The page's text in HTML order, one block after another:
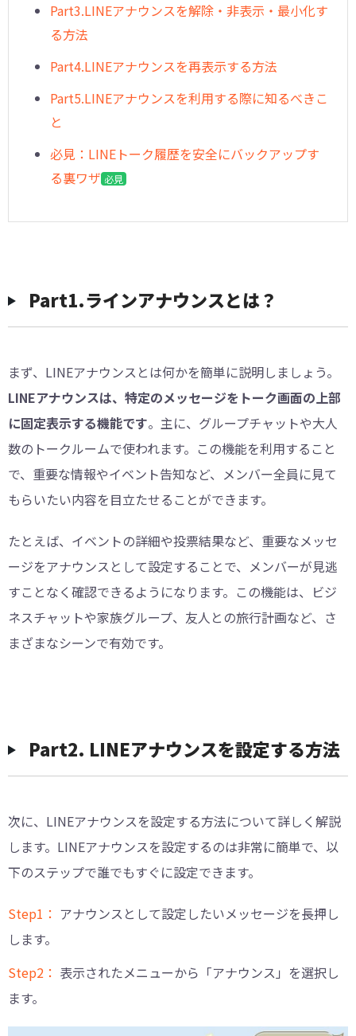
Part3.LINEアナウンスを解除・非表示・最小化す
る方法
Part4.LINEアナウンスを再表示する方法
Part5.LINEアナウンスを利用する際に知るべきこ
と
必見：LINEトーク履歴を安全にバックアップす
る裏ワザ 必見
︎Part1.ラインアナウンスとは？
まず、LINEアナウンスとは何かを簡単に説明しましょう。
LINEアナウンスは、特定のメッセージをトーク画面の上部
に固定表示する機能です。主に、グループチャットや大人
数のトークルームで使われます。この機能を利用すること
で、重要な情報やイベント告知など、メンバー全員に見て
もらいたい内容を目立たせることができます。
たとえば、イベントの詳細や投票結果など、重要なメッセ
ージをアナウンスとして設定することで、メンバーが見逃
すことなく確認できるようになります。この機能は、ビジ
ネスチャットや家族グループ、友人との旅行計画など、さ
まざまなシーンで有効です。
︎Part2. LINEアナウンスを設定する方法
次に、LINEアナウンスを設定する方法について詳しく解説
します。LINEアナウンスを設定するのは非常に簡単で、以
下のステップで誰でもすぐに設定できます。
Step1： アナウンスとして設定したいメッセージを長押し
します。
Step2： 表示されたメニューから「アナウンス」を選択し
ます。